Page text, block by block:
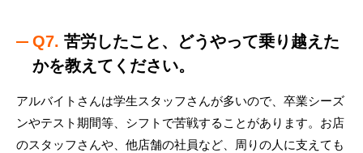
Q7. 苦労したこと、どうやって乗り越えた
かを教えてください。
アルバイトさんは学生スタッフさんが多いので、卒業シーズ
ンやテスト期間等、シフトで苦戦することがあります。お店
のスタッフさんや、他店舗の社員など、周りの人に支えても